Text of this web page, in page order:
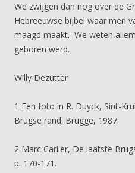
We zwijgen dan nog over de
Hebreeuwse bijbel waar men
maagd maakt. We weten
geboren werd.
Willy Dezutter
1 Een foto in R. Duyck, Sint-
Brugse rand. Brugge, 1987.
2 Marc Carlier, De laatste
p. 170-171.